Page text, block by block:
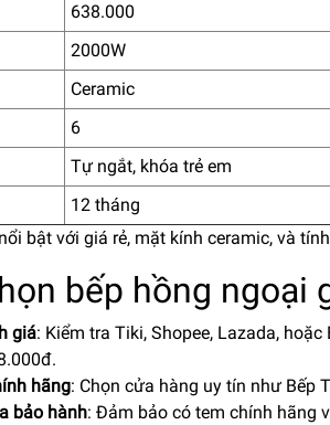
638.000
2000W
Ceramic
6
Tự ngắt, khóa trẻ em
12 tháng
nổi bật với giá rẻ, mặt kính ceramic, và
bếp hồng ngoại
giá: Kiểm tra Tiki, Shopee, Lazada,
hãng: Chọn cửa hàng uy tín như Bếp
bảo hành: Đảm bảo có tem chính hãng